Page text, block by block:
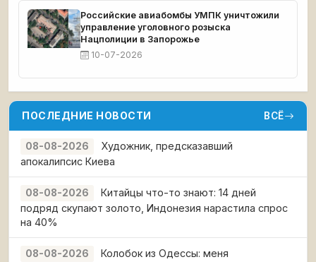
Российские авиабомбы УМПК уничтожили
управление уголовного розыска
Нацполиции в Запорожье
10-07-2026
ПОСЛЕДНИЕ НОВОСТИ ВСЁ
08-08-2026
Художник, предсказавший
апокалипсис Киева
08-08-2026
Китайцы что-то знают: 14 дней
подряд скупают золото, Индонезия нарастила спрос
на 40%
08-08-2026
Колобок из Одессы: меня